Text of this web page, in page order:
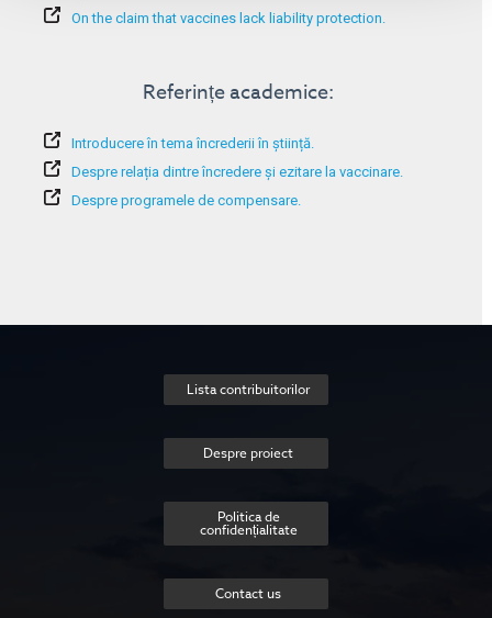
On the claim that vaccines lack liability protection.
Referințe academice:
Introducere în tema încrederii în știință.
Despre relația dintre încredere și ezitare la vaccinare.
Despre programele de compensare.
Lista contribuitorilor
Despre proiect
Politica de
confidențialitate
Contact us